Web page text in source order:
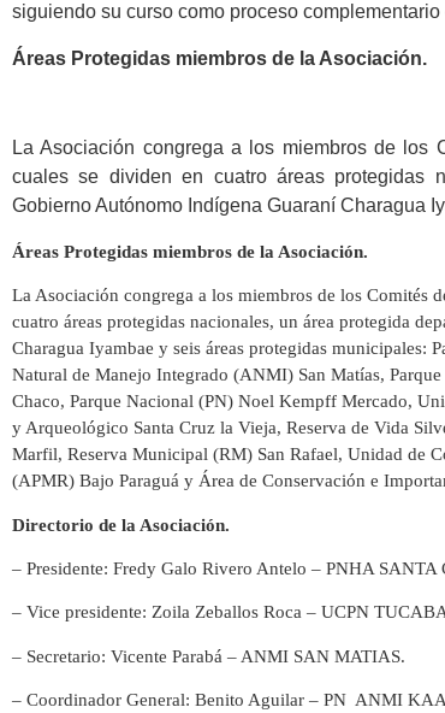
siguiendo su curso como proceso
Áreas Protegidas miembros de la Asociación.
La Asociación congrega a los miembros de los
cuales se dividen en cuatro áreas protegidas
Gobierno Autónomo Indígena Guaraní Charagua
Áreas Protegidas miembros de la Asociación.
La Asociación congrega a los miembros de los Comités
cuatro áreas protegidas nacionales, un área protegida
Charagua Iyambae y seis áreas protegidas municipales:
Natural de Manejo Integrado (ANMI) San Matías,
Chaco, Parque Nacional (PN) Noel Kempff Mercado,
y Arqueológico Santa Cruz la Vieja, Reserva de Vida
Marfil, Reserva Municipal (RM) San Rafael, Unidad de
(APMR) Bajo Paraguá y Área de Conservación e
Directorio de la Asociación.
– Presidente: Fredy Galo Rivero Antelo – PNHA
– Vice presidente: Zoila Zeballos Roca – UCPN
– Secretario: Vicente Parabá – ANMI SAN MATIAS.
– Coordinador General: Benito Aguilar – PN ANMI